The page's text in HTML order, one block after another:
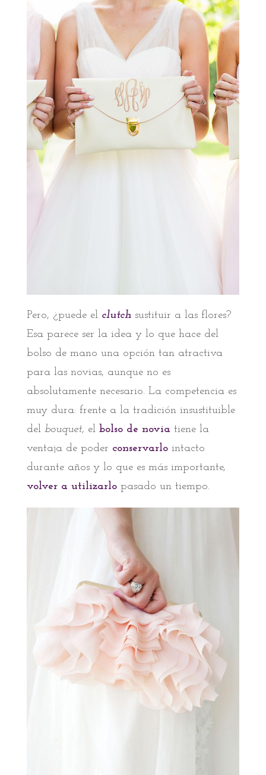
Pero, ¿puede elclutchsustituir a las flores?
Esa parece ser la idea y lo que hace del
bolso de mano una opción tan atractiva
para las novias, aunque no es
absolutamente necesario. La competencia es
muy dura: frente a la tradición insustituible
del bouquet, el bolso de novia tiene la
ventaja de poder conservarlointacto
durante años y lo que es más importante,
volver a utilizarlopasado un tiempo.